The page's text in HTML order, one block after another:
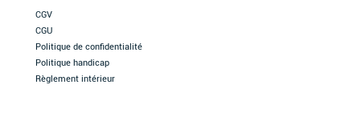
CGV
CGU
Politique de confidentialité
Politique handicap
Règlement intérieur